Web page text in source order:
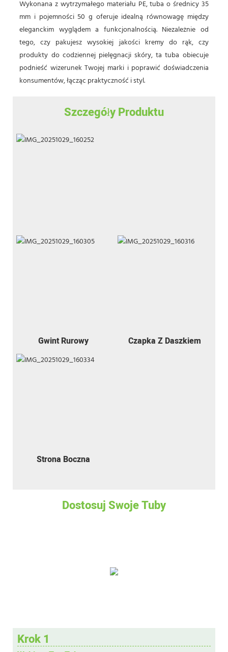
Wykonana z wytrzymałego materiału PE, tuba o średnicy 35
mm i pojemności 50 g oferuje idealną równowagę między
eleganckim wyglądem a funkcjonalnością. Niezależnie od
tego, czy pakujesz wysokiej jakości kremy do rąk, czy
produkty do codziennej pielęgnacji skóry, ta tuba obiecuje
podnieść wizerunek Twojej marki i poprawić doświadczenia
konsumentów, łącząc praktyczność i styl.
Szczegóły Produktu
Gwint Rurowy Czapka Z Daszkiem
Strona Boczna
Dostosuj Swoje Tuby
Krok 1